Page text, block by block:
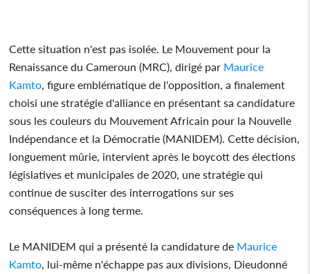
Cette situation n'est pas isolée. Le Mouvement pour la
Renaissance du Cameroun (MRC), dirigé par Maurice
Kamto , figure emblématique de l'opposition, a finalement
choisi une stratégie d'alliance en présentant sa candidature
sous les couleurs du Mouvement Africain pour la Nouvelle
Indépendance et la Démocratie (MANIDEM). Cette décision,
longuement mûrie, intervient après le boycott des élections
législatives et municipales de 2020, une stratégie qui
continue de susciter des interrogations sur ses
conséquences à long terme.
Le MANIDEM qui a présenté la candidature de Maurice
Kamto , lui-même n'échappe pas aux divisions, Dieudonné